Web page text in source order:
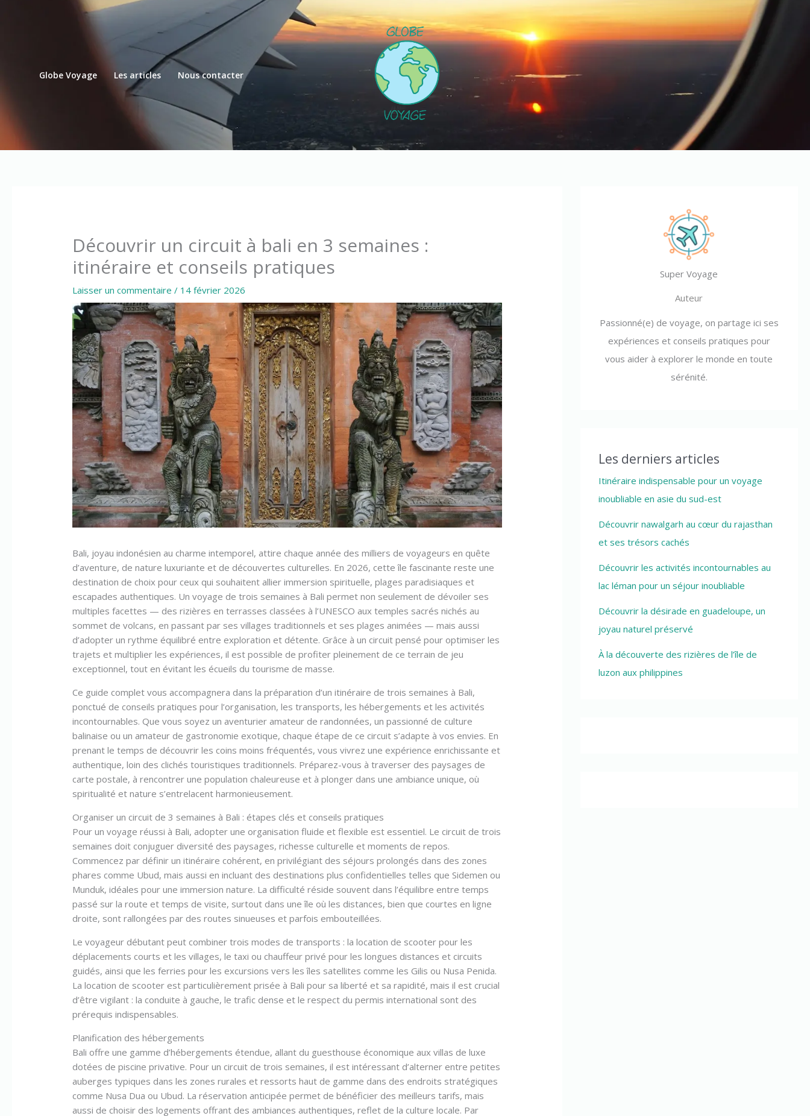
Globe Voyage Les articles Nous contacter
Découvrir un circuit à bali en 3 semaines :
itinéraire et conseils pratiques
Laisser un commentaire / 14 février 2026
Bali, joyau indonésien au charme intemporel, attire chaque année des milliers de voyageurs en quête
d’aventure, de nature luxuriante et de découvertes culturelles. En 2026, cette île fascinante reste une
destination de choix pour ceux qui souhaitent allier immersion spirituelle, plages paradisiaques et
escapades authentiques. Un voyage de trois semaines à Bali permet non seulement de dévoiler ses
multiples facettes — des rizières en terrasses classées à l’UNESCO aux temples sacrés nichés au
sommet de volcans, en passant par ses villages traditionnels et ses plages animées — mais aussi
d’adopter un rythme équilibré entre exploration et détente. Grâce à un circuit pensé pour optimiser les
trajets et multiplier les expériences, il est possible de profiter pleinement de ce terrain de jeu
exceptionnel, tout en évitant les écueils du tourisme de masse.
Ce guide complet vous accompagnera dans la préparation d’un itinéraire de trois semaines à Bali,
ponctué de conseils pratiques pour l’organisation, les transports, les hébergements et les activités
incontournables. Que vous soyez un aventurier amateur de randonnées, un passionné de culture
balinaise ou un amateur de gastronomie exotique, chaque étape de ce circuit s’adapte à vos envies. En
prenant le temps de découvrir les coins moins fréquentés, vous vivrez une expérience enrichissante et
authentique, loin des clichés touristiques traditionnels. Préparez-vous à traverser des paysages de
carte postale, à rencontrer une population chaleureuse et à plonger dans une ambiance unique, où
spiritualité et nature s’entrelacent harmonieusement.
Organiser un circuit de 3 semaines à Bali : étapes clés et conseils pratiques
Pour un voyage réussi à Bali, adopter une organisation fluide et flexible est essentiel. Le circuit de trois
semaines doit conjuguer diversité des paysages, richesse culturelle et moments de repos.
Commencez par définir un itinéraire cohérent, en privilégiant des séjours prolongés dans des zones
phares comme Ubud, mais aussi en incluant des destinations plus confidentielles telles que Sidemen ou
Munduk, idéales pour une immersion nature. La difficulté réside souvent dans l’équilibre entre temps
passé sur la route et temps de visite, surtout dans une île où les distances, bien que courtes en ligne
droite, sont rallongées par des routes sinueuses et parfois embouteillées.
Le voyageur débutant peut combiner trois modes de transports : la location de scooter pour les
déplacements courts et les villages, le taxi ou chauffeur privé pour les longues distances et circuits
guidés, ainsi que les ferries pour les excursions vers les îles satellites comme les Gilis ou Nusa Penida.
La location de scooter est particulièrement prisée à Bali pour sa liberté et sa rapidité, mais il est crucial
d’être vigilant : la conduite à gauche, le trafic dense et le respect du permis international sont des
prérequis indispensables.
Planification des hébergements
Bali offre une gamme d’hébergements étendue, allant du guesthouse économique aux villas de luxe
dotées de piscine privative. Pour un circuit de trois semaines, il est intéressant d’alterner entre petites
auberges typiques dans les zones rurales et ressorts haut de gamme dans des endroits stratégiques
comme Nusa Dua ou Ubud. La réservation anticipée permet de bénéficier des meilleurs tarifs, mais
aussi de choisir des logements offrant des ambiances authentiques, reflet de la culture locale. Par
Super Voyage
Auteur
Passionné(e) de voyage, on partage ici ses
expériences et conseils pratiques pour
vous aider à explorer le monde en toute
sérénité.
Les derniers articles
Itinéraire indispensable pour un voyage
inoubliable en asie du sud-est
Découvrir nawalgarh au cœur du rajasthan
et ses trésors cachés
Découvrir les activités incontournables au
lac léman pour un séjour inoubliable
Découvrir la désirade en guadeloupe, un
joyau naturel préservé
À la découverte des rizières de l’île de
luzon aux philippines